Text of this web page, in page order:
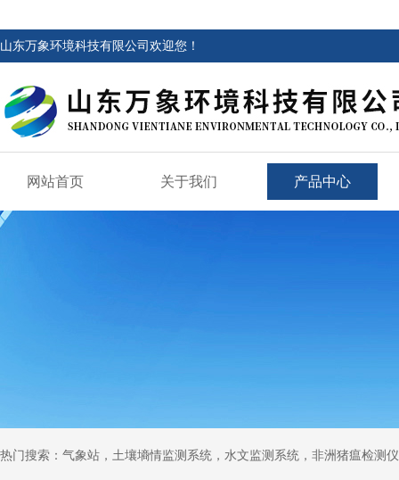
山东万象环境科技有限公司欢迎您！
网站首页 关于我们 产品中心
热门搜索：气象站，土壤墒情监测系统，水文监测系统，非洲猪瘟检测